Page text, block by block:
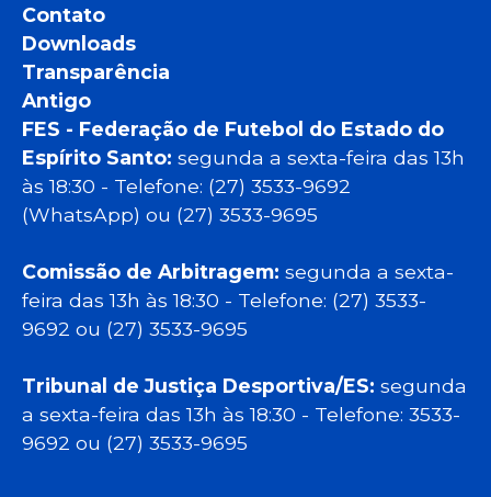
Contato
Downloads
Transparência
Antigo
FES - Federação de Futebol do Estado do
Espírito Santo: segunda a sexta-feira das 13h
às 18:30 - Telefone: (27) 3533-9692
(WhatsApp) ou (27) 3533-9695
Comissão de Arbitragem: segunda a sexta-
feira das 13h às 18:30 - Telefone: (27) 3533-
9692 ou (27) 3533-9695
Tribunal de Justiça Desportiva/ES: segunda
a sexta-feira das 13h às 18:30 - Telefone: 3533-
9692 ou (27) 3533-9695